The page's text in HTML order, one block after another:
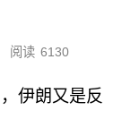
阅读 6130
伊朗又是反